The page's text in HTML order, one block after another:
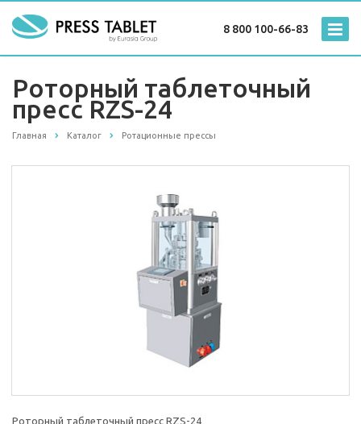
8 800 100-66-83
Роторный таблеточный
пресс RZS-24
Главная Каталог Ротационные прессы
Роторный таблеточный пресс RZS-24